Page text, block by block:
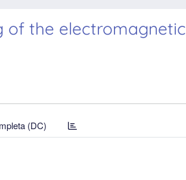
of the
(DC)